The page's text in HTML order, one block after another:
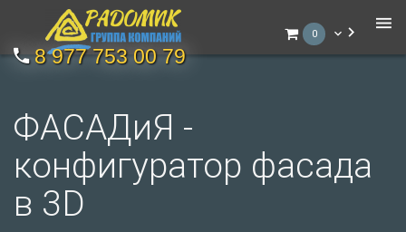
8 977 753 00 79
0
ФАСАДиЯ -
конфигуратор фасада
в 3D